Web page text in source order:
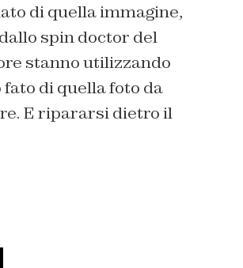
di quella immagine,
spin doctor del
stanno utilizzando
di quella foto da
E ripararsi dietro il